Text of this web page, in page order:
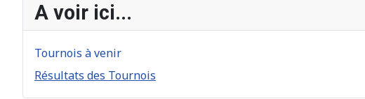
A voir ici...
Tournois à venir
Résultats des Tournois